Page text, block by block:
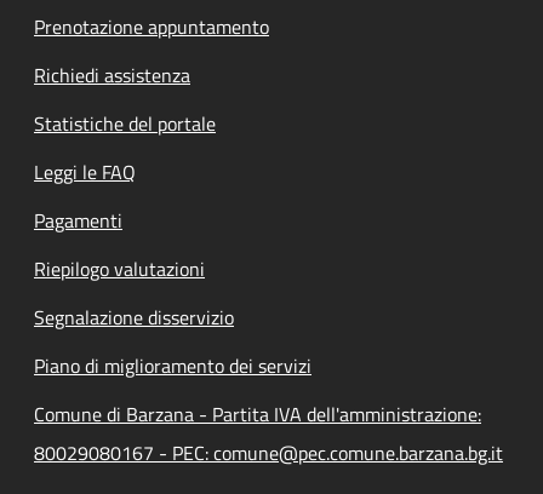
Prenotazione appuntamento
Richiedi assistenza
Statistiche del portale
Leggi le FAQ
Pagamenti
Riepilogo valutazioni
Segnalazione disservizio
Piano di miglioramento dei servizi
Comune di Barzana - Partita IVA dell'amministrazione:
80029080167 - PEC: comune@pec.comune.barzana.bg.it